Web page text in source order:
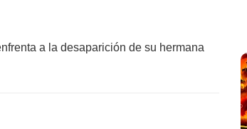
a la desaparición de su hermana